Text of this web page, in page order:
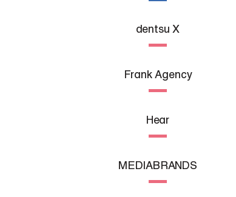
dentsu X
Frank Agency
Hear
MEDIABRANDS